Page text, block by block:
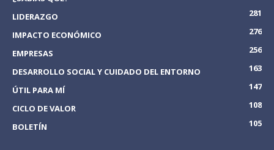
LIDERAZGO
281
IMPACTO ECONÓMICO
276
EMPRESAS
256
DESARROLLO SOCIAL Y CUIDADO DEL ENTORNO
163
ÚTIL PARA MÍ
147
CICLO DE VALOR
108
BOLETÍN
105